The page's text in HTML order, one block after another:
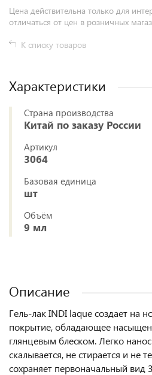
Цена действительна только для
отличаться от цен в розничных
К списку товаров
Характеристики
Страна производства
Китай по заказу России
Артикул
3064
Базовая единица
шт
Объём
9 мл
Описание
Гель-лак INDI laque создает на
покрытие, обладающее
глянцевым блеском. Легко
скалывается, не стирается и не
сохраняет первоначальный вид